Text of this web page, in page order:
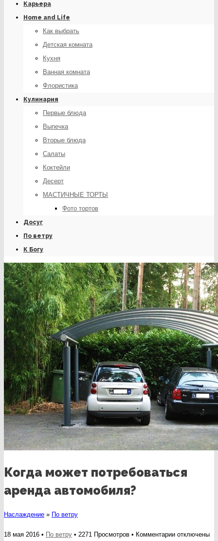
Карьера
Home and Life
Как выбрать
Детская комната
Кухня
Ванная комната
Флористика
Кулинария
Первые блюда
Выпечка
Вторые блюда
Салаты
Коктейли
Десерт
МАСТИЧНЫЕ ТОРТЫ
Фото тортов
Досуг
По ветру
К Богу
Когда может потребоваться
аренда автомобиля?
Наслаждение » По ветру
18 мая 2016 • По ветру • 2271 Просмотров • Комментариикотключены